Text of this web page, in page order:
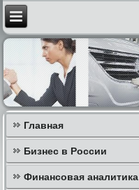
Главная
Бизнес в России
Финансовая аналитика